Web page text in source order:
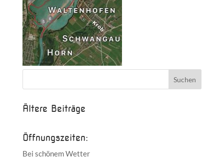
Ältere Beiträge
Öffnungszeiten:
Bei schönem Wetter